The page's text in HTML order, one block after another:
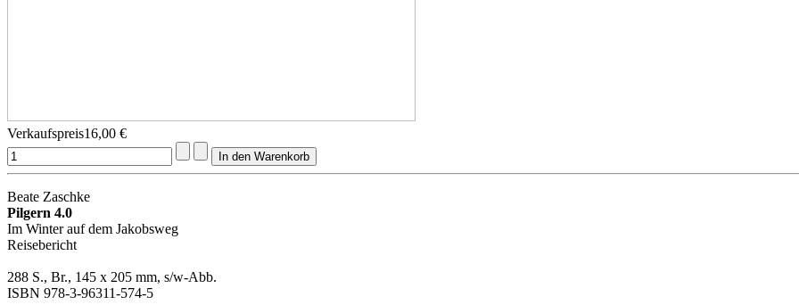
Verkaufspreis16,00 €
Beate Zaschke
Pilgern 4.0
Im Winter auf dem Jakobsweg
Reisebericht
288 S., Br., 145 x 205 mm, s/w-Abb.
ISBN 978-3-96311-574-5